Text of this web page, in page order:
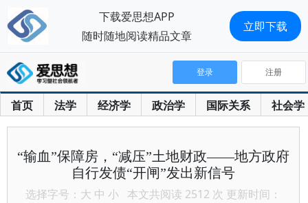
首页 法学 经济学 政治学 国际关系 社会学
登录 注册
“输血”保障房，“减压”土地财政——地方政府
自行发债“开闸”发出新信号
选择字号： 大 中 小 本文共阅读 2512 次 更新时间：
下载爱思想APP
随时随地阅读精品文章
立即下载